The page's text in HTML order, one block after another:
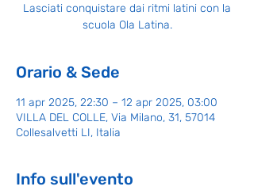
Lasciati conquistare dai ritmi latini con la
scuola Ola Latina.
Orario & Sede
11 apr 2025, 22:30 – 12 apr 2025, 03:00
VILLA DEL COLLE, Via Milano, 31, 57014
Collesalvetti LI, Italia
Info sull'evento